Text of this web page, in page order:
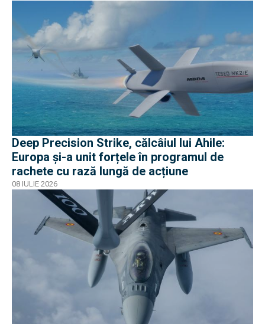
Deep Precision Strike, călcâiul lui Ahile:
Europa și-a unit forțele în programul de
rachete cu rază lungă de acțiune
08 IULIE 2026